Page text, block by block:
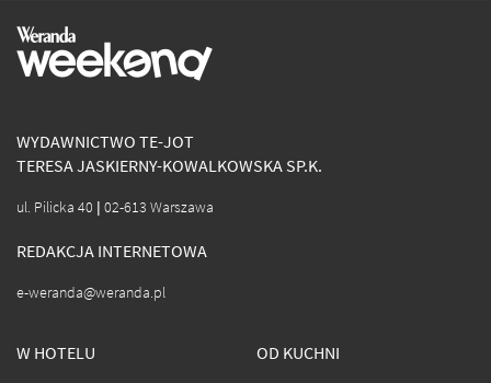
WYDAWNICTWO TE-JOT
TERESA JASKIERNY-KOWALKOWSKA SP.K.
ul. Pilicka 40 | 02-613 Warszawa
REDAKCJA INTERNETOWA
e-weranda@weranda.pl
W HOTELU OD KUCHNI